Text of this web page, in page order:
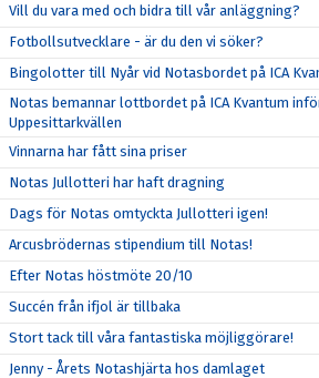
Vill du vara med och bidra till vår anläggning?
Fotbollsutvecklare - är du den vi söker?
Bingolotter till Nyår vid Notasbordet på ICA
Notas bemannar lottbordet på ICA Kvantum
Uppesittarkvällen
Vinnarna har fått sina priser
Notas Jullotteri har haft dragning
Dags för Notas omtyckta Jullotteri igen!
Arcusbrödernas stipendium till Notas!
Efter Notas höstmöte 20/10
Succén från ifjol är tillbaka
Stort tack till våra fantastiska möjliggörare!
Jenny - Årets Notashjärta hos damlaget